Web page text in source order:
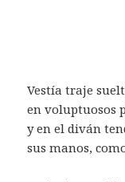
Vestía traje
en voluptuosos
y en el diván
sus manos,